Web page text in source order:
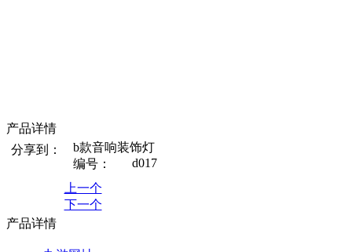
产品详情
分享到：
b款音响装饰灯
编号：
d017
上一个
下一个
产品详情